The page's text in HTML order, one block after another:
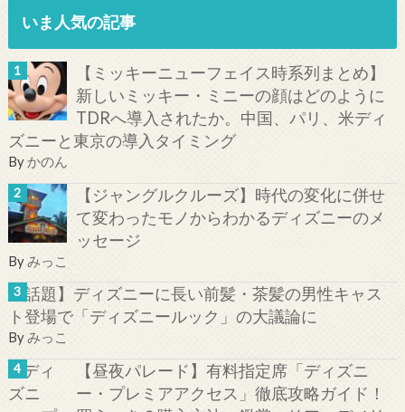
いま人気の記事
【ミッキーニューフェイス時系列まとめ】
新しいミッキー・ミニーの顔はどのように
TDRへ導入されたか。中国、パリ、米ディ
ズニーと東京の導入タイミング
By かのん
【ジャングルクルーズ】時代の変化に併せ
て変わったモノからわかるディズニーのメ
ッセージ
By みっこ
【話題】ディズニーに長い前髪・茶髪の男性キャス
ト登場で「ディズニールック」の大議論に
Byみっこ
【昼夜パレード】有料指定席「ディズニ
ー・プレミアアクセス」徹底攻略ガイド！